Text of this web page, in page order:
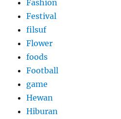
Fashion
Festival
filsuf
Flower
foods
Football
game
Hewan
Hiburan